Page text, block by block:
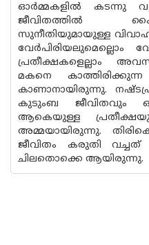
ഓർമ്മകളിൽ കടന്നു
ജീവിതത്തിൽ കൈ
സുനീതിയുമായുള്ള
വേർപിരിയലുമെല്ലൊം
പ്രതീക്ഷകളെല്ലാം
മകനെ
കാണാനായിരുന്നു.
കുടുംബ ജീവിതവും
ആകെയുള്ള
അമ്മയായിരുന്നു.
ജീവിതം കരുതി വച്ചത്
ചിലതൊക്കെ ആയിരുന്നു.